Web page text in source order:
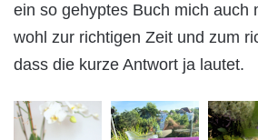
ein so gehyptes Buch mich auch
wohl zur richtigen Zeit und zum
dass die kurze Antwort ja lautet.